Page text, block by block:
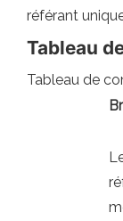
référant
Tableau
Tableau de